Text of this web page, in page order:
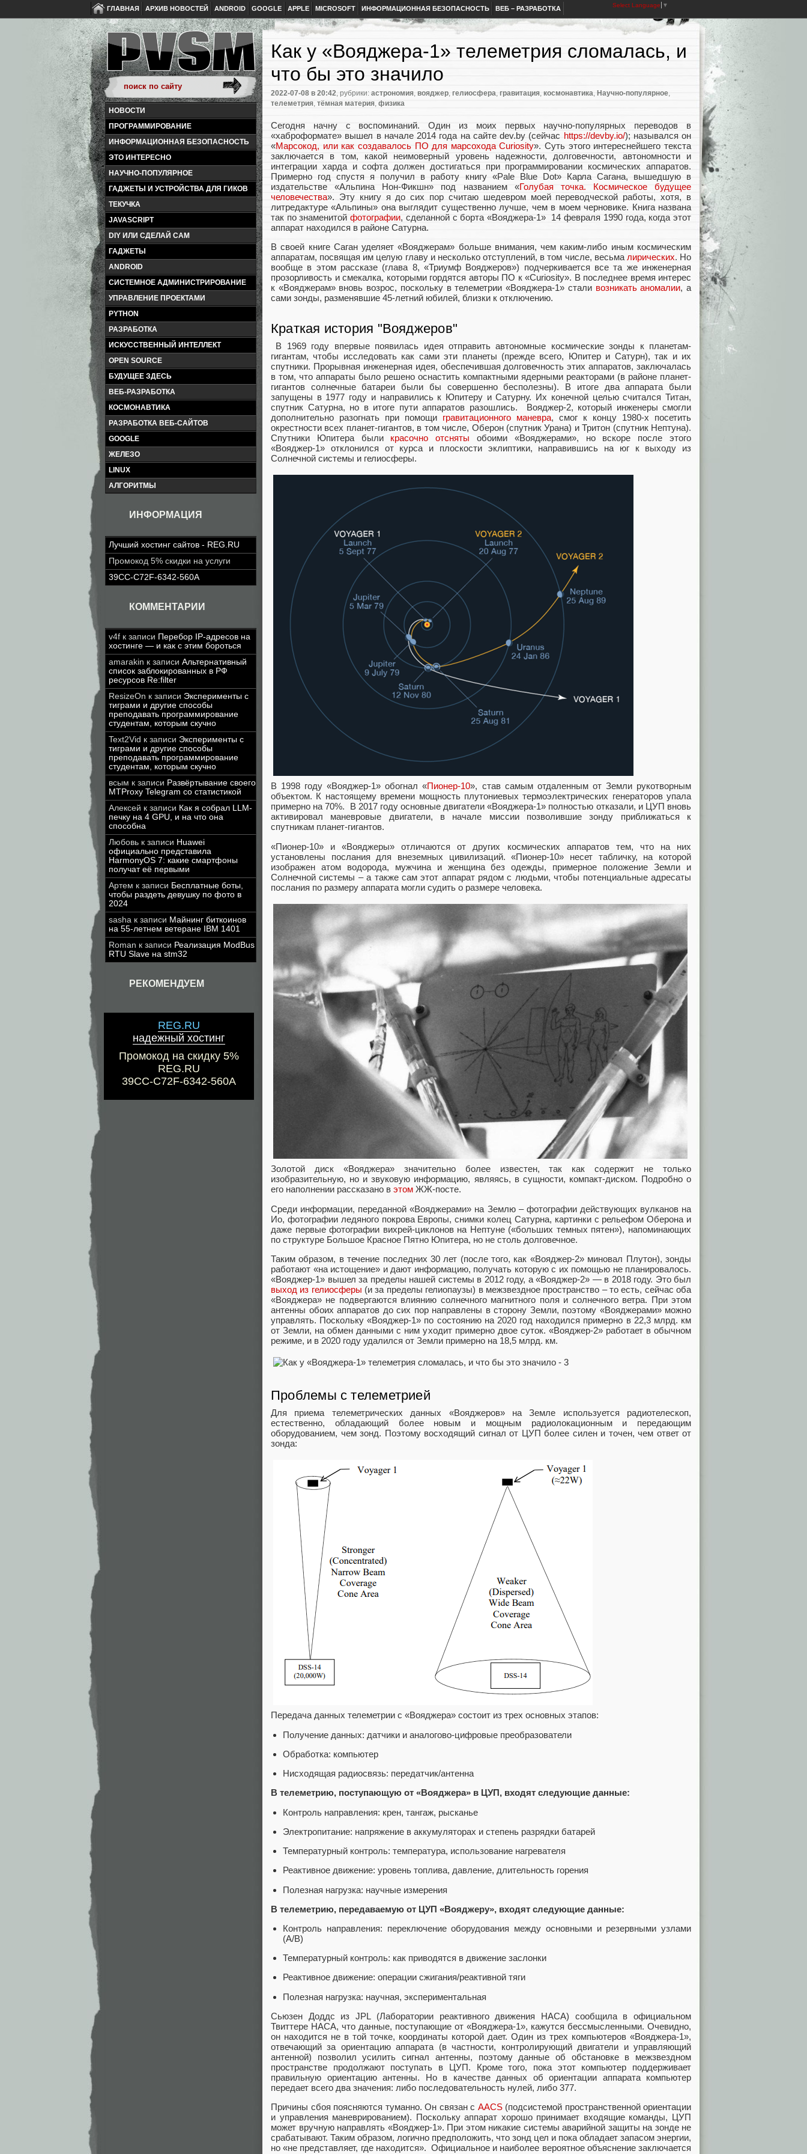
ГЛАВНАЯ АРХИВ НОВОСТЕЙ ANDROID GOOGLE APPLE MICROSOFT ИНФОРМАЦИОННАЯ БЕЗОПАСНОСТЬ ВЕБ – РАЗРАБОТКА Select Language ▼
НОВОСТИ
ПРОГРАММИРОВАНИЕ
ИНФОРМАЦИОННАЯ БЕЗОПАСНОСТЬ
ЭТО ИНТЕРЕСНО
НАУЧНО-ПОПУЛЯРНОЕ
ГАДЖЕТЫ И УСТРОЙСТВА ДЛЯ ГИКОВ
ТЕКУЧКА
JAVASCRIPT
DIY ИЛИ СДЕЛАЙ САМ
ГАДЖЕТЫ
ANDROID
СИСТЕМНОЕ АДМИНИСТРИРОВАНИЕ
УПРАВЛЕНИЕ ПРОЕКТАМИ
PYTHON
РАЗРАБОТКА
ИСКУССТВЕННЫЙ ИНТЕЛЛЕКТ
OPEN SOURCE
БУДУЩЕЕ ЗДЕСЬ
ВЕБ-РАЗРАБОТКА
КОСМОНАВТИКА
РАЗРАБОТКА ВЕБ-САЙТОВ
GOOGLE
ЖЕЛЕЗО
LINUX
АЛГОРИТМЫ
ИНФОРМАЦИЯ
Лучший хостинг сайтов - REG.RU
Промокод 5% скидки на услуги
39CC-C72F-6342-560A
КОММЕНТАРИИ
v4f к записи Перебор IP-адресов на
хостинге — и как с этим бороться
amarakin к записи Альтернативный
список заблокированных в РФ
ресурсов Re:filter
ResizeOn к записи Эксперименты с
тиграми и другие способы
преподавать программирование
студентам, которым скучно
Text2Vid к записи Эксперименты с
тиграми и другие способы
преподавать программирование
студентам, которым скучно
всым к записи Развёртывание своего
MTProxy Telegram со статистикой
Алексей к записи Как я собрал LLM-
печку на 4 GPU, и на что она
способна
Любовь к записи Huawei
официально представила
HarmonyOS 7: какие смартфоны
получат её первыми
Артем к записи Бесплатные боты,
чтобы раздеть девушку по фото в
2024
sasha к записи Майнинг биткоинов
на 55-летнем ветеране IBM 1401
Roman к записи Реализация ModBus
RTU Slave на stm32
РЕКОМЕНДУЕМ
REG.RU
надежный хостинг
Промокод на скидку 5%
REG.RU
39CC-C72F-6342-560A
Как у «Вояджера-1» телеметрия сломалась, и
что бы это значило
2022-07-08 в 20:42, рубрики: астрономия, вояджер, гелиосфера, гравитация, космонавтика, Научно-популярное,
телеметрия, тёмная материя, физика
Сегодня начну с воспоминаний. Один из моих первых научно-популярных переводов в
«хаброформате» вышел в начале 2014 года на сайте dev.by (сейчас https://devby.io/); назывался он
«Марсокод, или как создавалось ПО для марсохода Curiosity». Суть этого интереснейшего текста
заключается в том, какой неимоверный уровень надежности, долговечности, автономности и
интеграции харда и софта должен достигаться при программировании космических аппаратов.
Примерно год спустя я получил в работу книгу «Pale Blue Dot» Карла Сагана, вышедшую в
издательстве «Альпина Нон-Фикшн» под названием «Голубая точка. Космическое будущее
человечества». Эту книгу я до сих пор считаю шедевром моей переводческой работы, хотя, в
литредактуре «Альпины» она выглядит существенно лучше, чем в моем черновике. Книга названа
так по знаменитойфотографии, сделанной с борта «Вояджера-1» 14 февраля 1990 года, когда этот
аппарат находился в районе Сатурна.
В своей книге Саган уделяет «Вояджерам» больше внимания, чем каким-либо иным космическим
аппаратам, посвящая им целую главу и несколько отступлений, в том числе, весьма лирических. Но
вообще в этом рассказе (глава 8, «Триумф Вояджеров») подчеркивается все та же инженерная
прозорливость и смекалка, которыми гордятся авторы ПО к «Curiosity». В последнее время интерес
к «Вояджерам» вновь возрос, поскольку в телеметрии «Вояджера-1» стали возникать аномалии, а
сами зонды, разменявшие 45-летний юбилей, близки к отключению.
Краткая история "Вояджеров"
В 1969 году впервые появилась идея отправить автономные космические зонды к планетам-
гигантам, чтобы исследовать как сами эти планеты (прежде всего, Юпитер и Сатурн), так и их
спутники. Прорывная инженерная идея, обеспечившая долговечность этих аппаратов, заключалась
в том, что аппараты было решено оснастить компактными ядерными реакторами (в районе планет-
гигантов солнечные батареи были бы совершенно бесполезны). В итоге два аппарата были
запущены в 1977 году и направились к Юпитеру и Сатурну. Их конечной целью считался Титан,
спутник Сатурна, но в итоге пути аппаратов разошлись. Вояджер-2, который инженеры смогли
дополнительно разогнать при помощи гравитационного маневра, смог к концу 1980-х посетить
окрестности всех планет-гигантов, в том числе, Оберон (спутник Урана) и Тритон (спутник Нептуна).
Спутники Юпитера были красочно отсняты обоими «Вояджерами», но вскоре после этого
«Вояджер-1» отклонился от курса и плоскости эклиптики, направившись на юг к выходу из
Солнечной системы и гелиосферы.
В 1998 году «Вояджер-1» обогнал «Пионер-10», став самым отдаленным от Земли рукотворным
объектом. К настоящему времени мощность плутониевых термоэлектрических генераторов упала
примерно на 70%. В 2017 году основные двигатели «Вояджера-1» полностью отказали, и ЦУП вновь
активировал маневровые двигатели, в начале миссии позволившие зонду приближаться к
спутникам планет-гигантов.
«Пионер-10» и «Вояджеры» отличаются от других космических аппаратов тем, что на них
установлены послания для внеземных цивилизаций. «Пионер-10» несет табличку, на которой
изображен атом водорода, мужчина и женщина без одежды, примерное положение Земли и
Солнечной системы – а также сам этот аппарат рядом с людьми, чтобы потенциальные адресаты
послания по размеру аппарата могли судить о размере человека.
Золотой диск «Вояджера» значительно более известен, так как содержит не только
изобразительную, но и звуковую информацию, являясь, в сущности, компакт-диском. Подробно о
его наполнении рассказано в этом ЖЖ-посте.
Среди информации, переданной «Вояджерами» на Землю – фотографии действующих вулканов на
Ио, фотографии ледяного покрова Европы, снимки колец Сатурна, картинки с рельефом Оберона и
даже первые фотографии вихрей-циклонов на Нептуне («больших темных пятен»), напоминающих
по структуре Большое Красное Пятно Юпитера, но не столь долговечное.
Таким образом, в течение последних 30 лет (после того, как «Вояджер-2» миновал Плутон), зонды
работают «на истощение» и дают информацию, получать которую с их помощью не планировалось.
«Вояджер-1» вышел за пределы нашей системы в 2012 году, а «Вояджер-2» — в 2018 году. Это был
выход из гелиосферы (и за пределы гелиопаузы) в межзвездное пространство – то есть, сейчас оба
«Вояджера» не подвергаются влиянию солнечного магнитного поля и солнечного ветра. При этом
антенны обоих аппаратов до сих пор направлены в сторону Земли, поэтому «Вояджерами» можно
управлять. Поскольку «Вояджер-1» по состоянию на 2020 год находился примерно в 22,3 млрд. км
от Земли, на обмен данными с ним уходит примерно двое суток. «Вояджер-2» работает в обычном
режиме, и в 2020 году удалился от Земли примерно на 18,5 млрд. км.
Проблемы с телеметрией
Для приема телеметрических данных «Вояджеров» на Земле используется радиотелескоп,
естественно, обладающий более новым и мощным радиолокационным и передающим
оборудованием, чем зонд. Поэтому восходящий сигнал от ЦУП более силен и точен, чем ответ от
зонда:
Передача данных телеметрии с «Вояджера» состоит из трех основных этапов:
Получение данных: датчики и аналогово-цифровые преобразователи
Обработка: компьютер
Нисходящая радиосвязь: передатчик/антенна
В телеметрию, поступающую от «Вояджера» в ЦУП, входят следующие данные:
Контроль направления: крен, тангаж, рысканье
Электропитание: напряжение в аккумуляторах и степень разрядки батарей
Температурный контроль: температура, использование нагревателя
Реактивное движение: уровень топлива, давление, длительность горения
Полезная нагрузка: научные измерения
В телеметрию, передаваемую от ЦУП «Вояджеру», входят следующие данные:
Контроль направления: переключение оборудования между основными и резервными узлами
(A/B)
Температурный контроль: как приводятся в движение заслонки
Реактивное движение: операции сжигания/реактивной тяги
Полезная нагрузка: научная, экспериментальная
Сьюзен Доддс из JPL (Лаборатории реактивного движения НАСА) сообщила в официальном
Твиттере НАСА, что данные, поступающие от «Вояджера-1», кажутся бессмысленными. Очевидно,
он находится не в той точке, координаты которой дает. Один из трех компьютеров «Вояджера-1»,
отвечающий за ориентацию аппарата (в частности, контролирующий двигатели и управляющий
антенной) позволил усилить сигнал антенны, поэтому данные об обстановке в межзвездном
пространстве продолжают поступать в ЦУП. Кроме того, пока этот компьютер поддерживает
правильную ориентацию антенны. Но в качестве данных об ориентации аппарата компьютер
передает всего два значения: либо последовательность нулей, либо 377.
Причины сбоя поясняются туманно. Он связан с AACS(подсистемой пространственной ориентации
и управления маневрированием). Поскольку аппарат хорошо принимает входящие команды, ЦУП
может вручную направлять «Вояджер-1». При этом никакие системы аварийной защиты на зонде не
срабатывают. Таким образом, логично предположить, что зонд цел и пока обладает запасом энергии,
но «не представляет, где находится». Официальное и наиболее вероятное объяснение заключается